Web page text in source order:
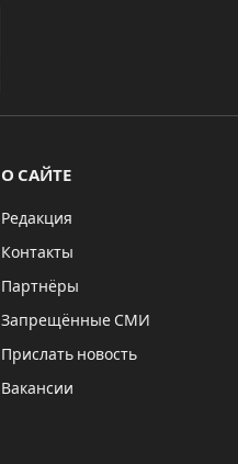
О САЙТЕ
Редакция
Контакты
Партнёры
Запрещённые СМИ
Прислать новость
Вакансии